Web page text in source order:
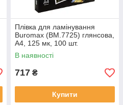
Плівка для ламінування
Buromax (BM.7725) глянсова,
А4, 125 мк, 100 шт.
В наявності
717 ₴
Купити